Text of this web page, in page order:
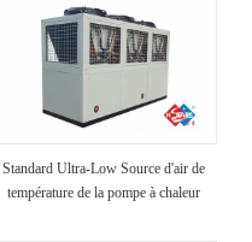
Standard Ultra-Low Source d'air de
température de la pompe à chaleur